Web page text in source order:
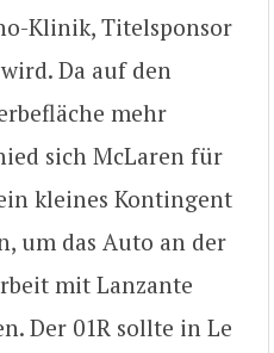
Klinik, Titelsponsor
Da auf den
mehr
sich McLaren für
kleines Kontingent
um das Auto an der
mit Lanzante
Der 01R sollte in Le